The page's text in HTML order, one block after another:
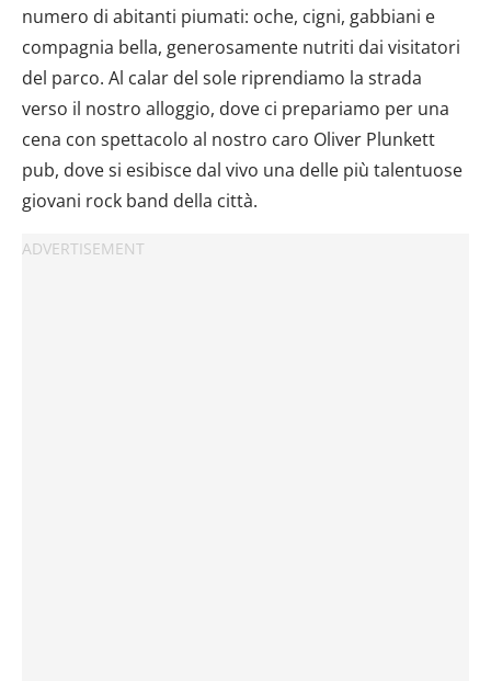
numero di abitanti piumati: oche, cigni, gabbiani e
compagnia bella, generosamente nutriti dai visitatori
del parco. Al calar del sole riprendiamo la strada
verso il nostro alloggio, dove ci prepariamo per una
cena con spettacolo al nostro caro Oliver Plunkett
pub, dove si esibisce dal vivo una delle più talentuose
giovani rock band della città.